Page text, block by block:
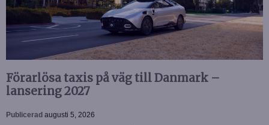
Förarlösa taxis på väg till Danmark –
lansering 2027
Publicerad augusti 5, 2026